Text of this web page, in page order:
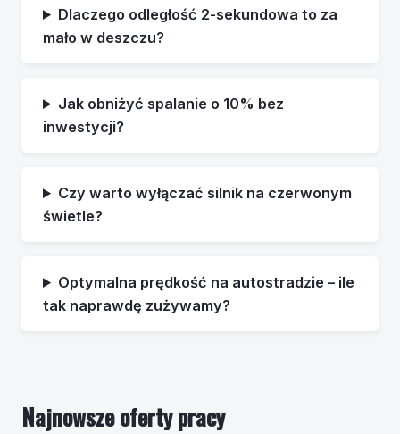
Dlaczego odległość 2-sekundowa to za
mało w deszczu?
Jak obniżyć spalanie o 10% bez
inwestycji?
Czy warto wyłączać silnik na czerwonym
świetle?
Optymalna prędkość na autostradzie – ile
tak naprawdę zużywamy?
Najnowsze oferty pracy